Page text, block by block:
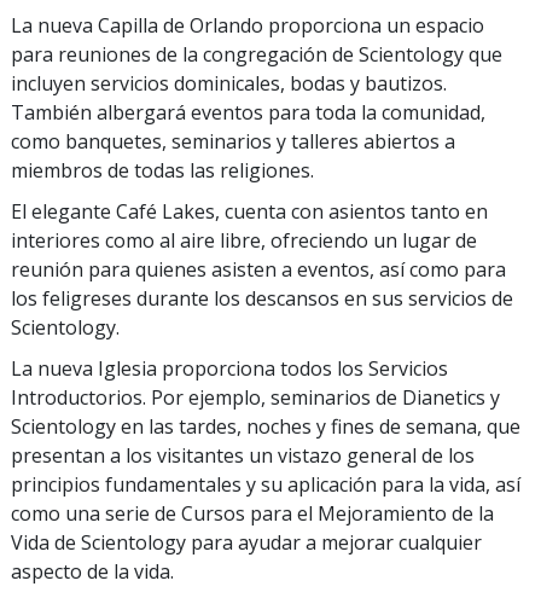
La nueva Capilla de Orlando proporciona un espacio
para reuniones de la congregación de Scientology que
incluyen servicios dominicales, bodas y bautizos.
También albergará eventos para toda la comunidad,
como banquetes, seminarios y talleres abiertos a
miembros de todas las religiones.
El elegante Café Lakes, cuenta con asientos tanto en
interiores como al aire libre, ofreciendo un lugar de
reunión para quienes asisten a eventos, así como para
los feligreses durante los descansos en sus servicios de
Scientology.
La nueva Iglesia proporciona todos los Servicios
Introductorios. Por ejemplo, seminarios de Dianetics y
Scientology en las tardes, noches y fines de semana, que
presentan a los visitantes un vistazo general de los
principios fundamentales y su aplicación para la vida, así
como una serie de Cursos para el Mejoramiento de la
Vida de Scientology para ayudar a mejorar cualquier
aspecto de la vida.